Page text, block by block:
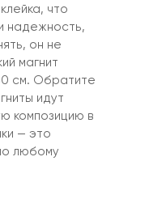
что
надежность,
он не
магнит
см. Обратите
идут
композицию в
— это
любому